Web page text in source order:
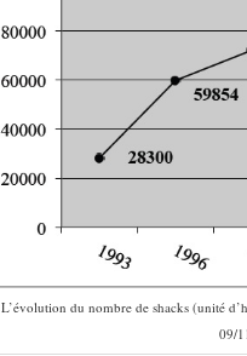
L’évolution du nombre de shacks (unité
09/